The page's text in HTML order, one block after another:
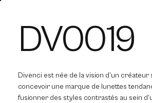
DV0019
Divenci est née de la vision d’un créateur
concevoir une marque de lunettes
fusionner des styles contrastés au sein